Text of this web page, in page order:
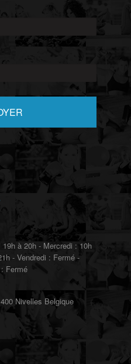
à 20h - Mercredi : 10h
- Vendredi : Fermé -
Fermé
Nivelles Belgique